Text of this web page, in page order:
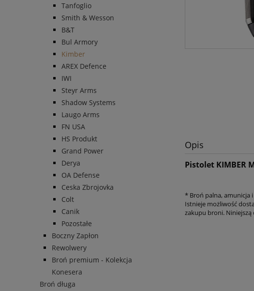
Tanfoglio
Smith & Wesson
B&T
Bul Armory
Kimber
AREX Defence
IWI
Steyr Arms
Shadow Systems
Laugo Arms
FN USA
HS Produkt
Grand Power
Derya
OA Defense
Ceska Zbrojovka
Colt
Canik
Pozostałe
Boczny Zapłon
Rewolwery
Broń premium - Kolekcja
Konesera
Broń długa
Opis
Pistolet KIMBER
* Broń palna, amunicja
Istnieje możliwość
zakupu broni.